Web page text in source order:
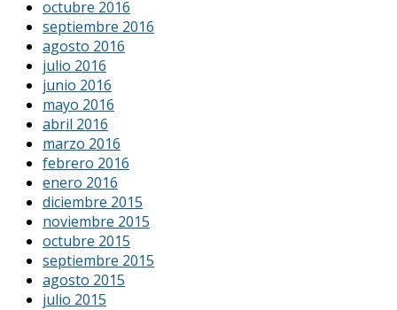
octubre 2016
septiembre 2016
agosto 2016
julio 2016
junio 2016
mayo 2016
abril 2016
marzo 2016
febrero 2016
enero 2016
diciembre 2015
noviembre 2015
octubre 2015
septiembre 2015
agosto 2015
julio 2015